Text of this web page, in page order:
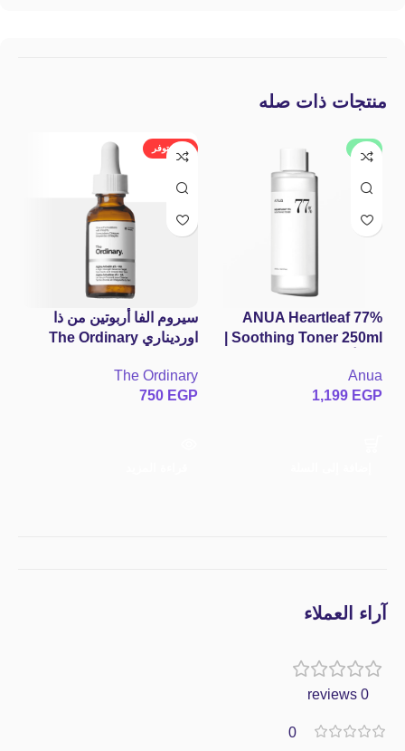
منتجات ذات صله
جديد
ANUA Heartleaf 77%
77% لتهدئة البشرة المتهيجّة
وعلاج الحبوب
Anua
1,199 EGP
غير متوفر
سيروم الفا أربوتين من ذا
اورديناري The Ordinary
Hyperpigmentation
Serum
The Ordinary
750 EGP
آراء العملاء
0 reviews
0